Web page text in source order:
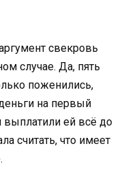
свекровь
случае. Да, пять
поженились,
на первый
выплатили ей всё до
считать, что имеет